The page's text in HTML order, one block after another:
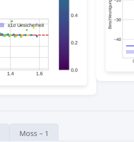
Moss – 1